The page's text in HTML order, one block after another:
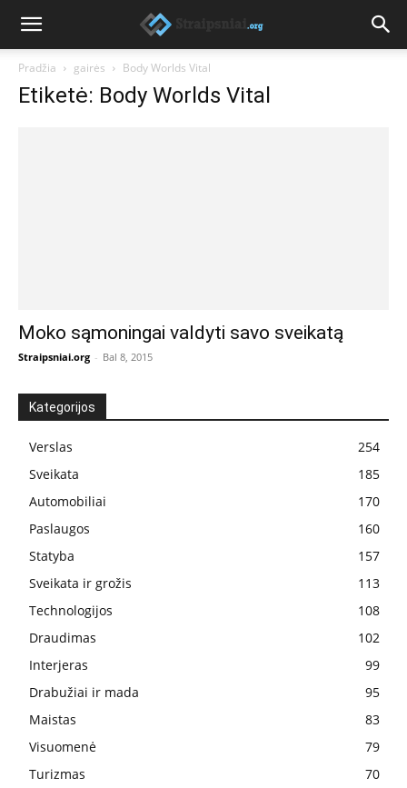
Pradžia gairės Body Worlds Vital
Etiketė: Body Worlds Vital
Moko sąmoningai valdyti savo sveikatą
Straipsniai.org - Bal 8, 2015
Kategorijos
Verslas
254
Sveikata
185
Automobiliai
170
Paslaugos
160
Statyba
157
Sveikata ir grožis
113
Technologijos
108
Draudimas
102
Interjeras
99
Drabužiai ir mada
95
Maistas
83
Visuomenė
79
Turizmas
70